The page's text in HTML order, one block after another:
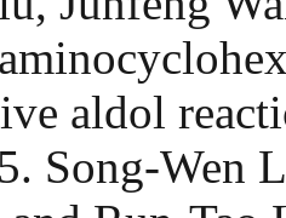
aldol
Song-Wen